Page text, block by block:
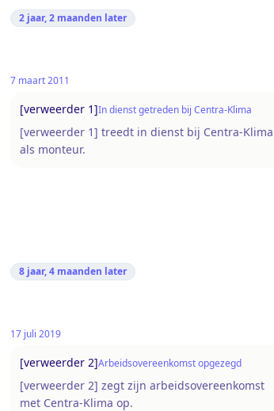
2 jaar, 2 maanden later
7 maart 2011
[verweerder 1]In dienst getreden bij Centra-Klima
[verweerder 1] treedt in dienst bij Centra-Klima
als monteur.
8 jaar, 4 maanden later
17 juli 2019
[verweerder 2]Arbeidsovereenkomst opgezegd
[verweerder 2] zegt zijn arbeidsovereenkomst
met Centra-Klima op.